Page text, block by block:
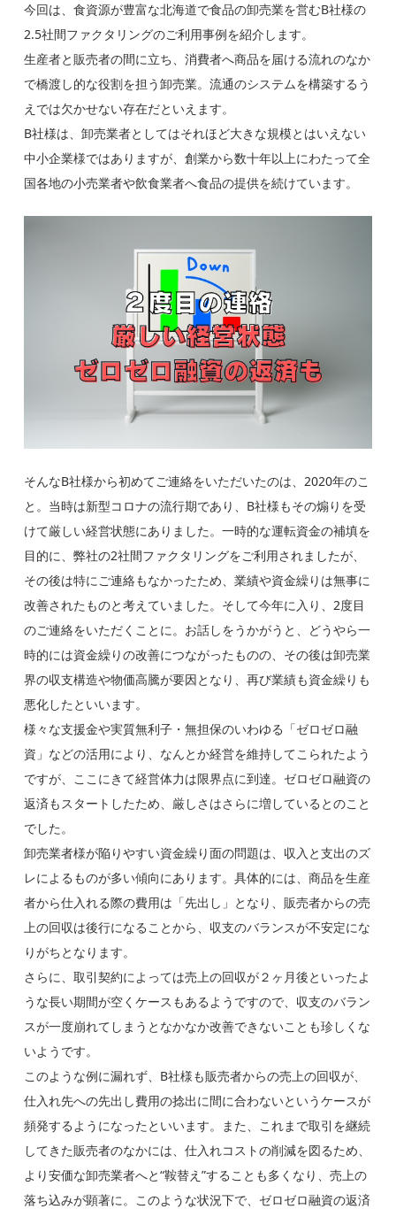
今回は、食資源が豊富な北海道で食品の卸売業を営むB社様の
2.5社間ファクタリングのご利用事例を紹介します。
生産者と販売者の間に立ち、消費者へ商品を届ける流れのなか
で橋渡し的な役割を担う卸売業。流通のシステムを構築するう
えでは欠かせない存在だといえます。
B社様は、卸売業者としてはそれほど大きな規模とはいえない
中小企業様ではありますが、創業から数十年以上にわたって全
国各地の小売業者や飲食業者へ食品の提供を続けています。
そんなB社様から初めてご連絡をいただいたのは、2020年のこ
と。当時は新型コロナの流行期であり、B社様もその煽りを受
けて厳しい経営状態にありました。一時的な運転資金の補填を
目的に、弊社の2社間ファクタリングをご利用されましたが、
その後は特にご連絡もなかったため、業績や資金繰りは無事に
改善されたものと考えていました。 そして今年に入り、2度目
のご連絡をいただくことに。お話しをうかがうと、どうやら一
時的には資金繰りの改善につながったものの、その後は卸売業
界の収支構造や物価高騰が要因となり、再び業績も資金繰りも
悪化したといいます。
様々な支援金や実質無利子・無担保のいわゆる「ゼロゼロ融
資」などの活用により、なんとか経営を維持してこられたよう
ですが、ここにきて経営体力は限界点に到達。 ゼロゼロ融資の
返済もスタートしたため、厳しさはさらに増しているとのこと
でした。
卸売業者様が陥りやすい資金繰り面の問題は、収入と支出のズ
レによるものが多い傾向にあります。具体的には、商品を生産
者から仕入れる際の費用は「先出し」となり、販売者からの売
上の回収は後行になることから、収支のバランスが不安定にな
りがちとなります。
さらに、取引契約によっては売上の回収が２ヶ月後といったよ
うな長い期間が空くケースもあるようですので、収支のバラン
スが一度崩れてしまうとなかなか改善できないことも珍しくな
いようです。
このような例に漏れず、B社様も販売者からの売上の回収が、
仕入れ先への先出し費用の捻出に間に合わないというケースが
頻発するようになったといいます。また、これまで取引を継続
してきた販売者のなかには、仕入れコストの削減を図るため、
より安価な卸売業者へと“鞍替え”することも多くなり、売上の
落ち込みが顕著に。 このような状況下で、ゼロゼロ融資の返済